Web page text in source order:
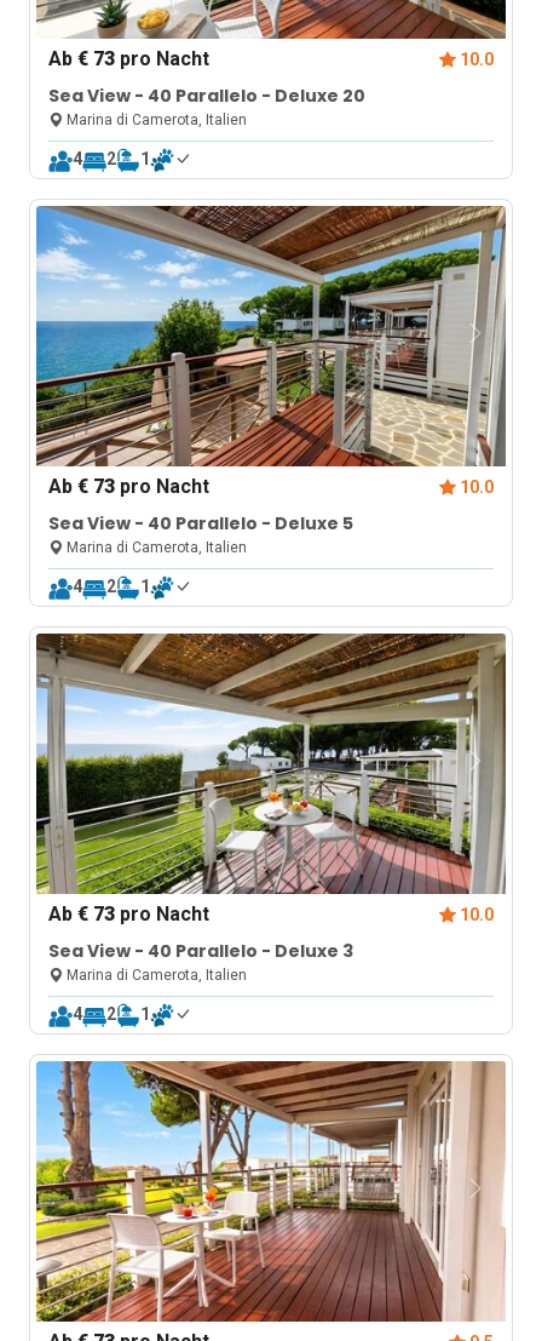
Ab€ 73 pro Nacht 10.0
Sea View - 40 Parallelo - Deluxe 20
Marina di Camerota, Italien
4 2 1
Ab€ 73 pro Nacht 10.0
Sea View - 40 Parallelo - Deluxe 5
Marina di Camerota, Italien
4 2 1
Ab€ 73 pro Nacht 10.0
Sea View - 40 Parallelo - Deluxe 3
Marina di Camerota, Italien
4 2 1